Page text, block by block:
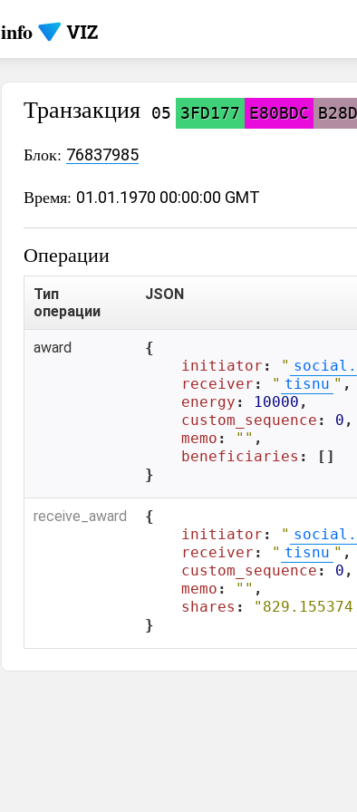
info
Транзакция 05 3FD177 E80BDC
Блок: 76837985
Время: 01.01.1970 00:00:00 GMT
Операции
Тип
операции
JSON
award
{
initiator : "
receiver : " tisnu " ,
energy : 10000 ,
custom_sequence : 0 ,
memo : "" ,
beneficiaries : []
}
receive_award
{
initiator : "
receiver : " tisnu " ,
custom_sequence : 0 ,
memo : "" ,
shares :
"829.155374
}